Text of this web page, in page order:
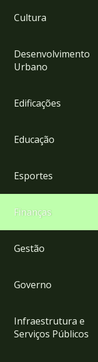
Cultura
Desenvolvimento
Urbano
Edificações
Educação
Esportes
Finanças
Gestão
Governo
Infraestrutura e
Serviços Públicos